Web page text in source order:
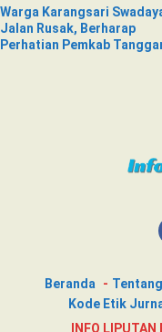
Warga Karangsari
Jalan Rusak, Berharap
Perhatian Pemkab
Beranda
Kode Etik
INFO